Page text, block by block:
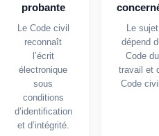
probante
Le Code civil
reconnaît
l’écrit
électronique
sous
conditions
d’identification
et d’intégrité.
Le sujet
dépend
Code du
travail et
Code